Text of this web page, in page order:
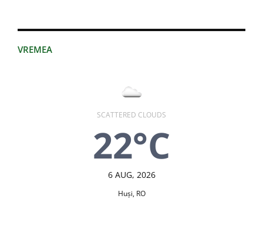
VREMEA
SCATTERED CLOUDS
22°C
6 AUG, 2026
Huşi, RO